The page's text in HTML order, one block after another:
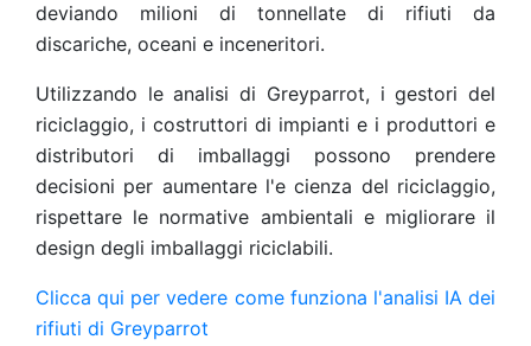
deviando milioni di tonnellate di rifiuti da
discariche, oceani e inceneritori.
Utilizzando le analisi di Greyparrot, i gestori del
riciclaggio, i costruttori di impianti e i produttori e
distributori di imballaggi possono prendere
decisioni per aumentare l'e cienza del riciclaggio,
rispettare le normative ambientali e migliorare il
design degli imballaggi riciclabili.
Clicca qui per vedere come funziona l'analisi IA dei
rifiuti di Greyparrot